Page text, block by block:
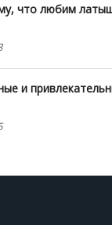
что любим
и